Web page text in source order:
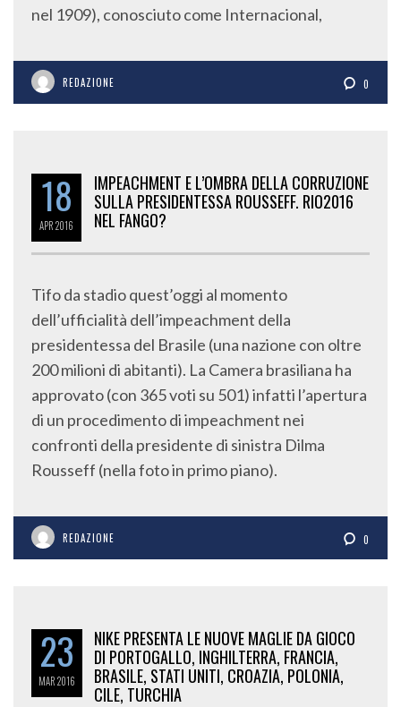
nel 1909), conosciuto come Internacional,
REDAZIONE 0
18
APR2016
IMPEACHMENT E L’OMBRA DELLA CORRUZIONE
SULLA PRESIDENTESSA ROUSSEFF. RIO2016
NEL FANGO?
Tifo da stadio quest’oggi al momento
dell’ufficialità dell’impeachment della
presidentessa del Brasile (una nazione con oltre
200 milioni di abitanti). La Camera brasiliana ha
approvato (con 365 voti su 501) infatti l’apertura
di un procedimento di impeachment nei
confronti della presidente di sinistra Dilma
Rousseff (nella foto in primo piano).
REDAZIONE 0
23
MAR2016
NIKE PRESENTA LE NUOVE MAGLIE DA GIOCO
DI PORTOGALLO, INGHILTERRA, FRANCIA,
BRASILE, STATI UNITI, CROAZIA, POLONIA,
CILE, TURCHIA